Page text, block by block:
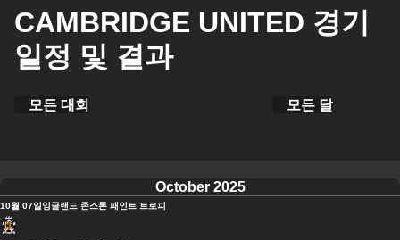
CAMBRIDGE UNITED 경기
일정 및 결과
모든 대회 모든 달
October 2025
10월 07일 잉글랜드 존스톤 패인트 트로피